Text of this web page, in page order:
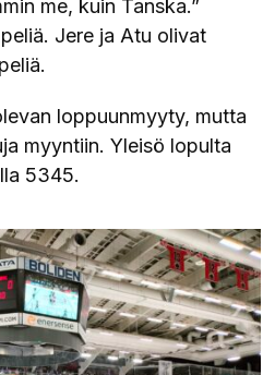
me, kuin Tanska.”
Jere ja Atu olivat
loppuunmyyty, mutta
myyntiin. Yleisö lopulta
5345.